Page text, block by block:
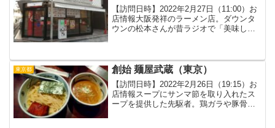
【訪問日時】2022年2月27日（11:00）お
店情報大阪発祥のラーメン店。ダウンタ
ウンの松本さんが昔ラジオで「美味し
ったのですが、...
東京都 創始 麺屋武蔵（東京）
【訪問日時】2022年2月26日（19:15）お
店情報スープにサンマ節を取り入れたス
ープを提供した先駆者。鶏ガラや豚骨の